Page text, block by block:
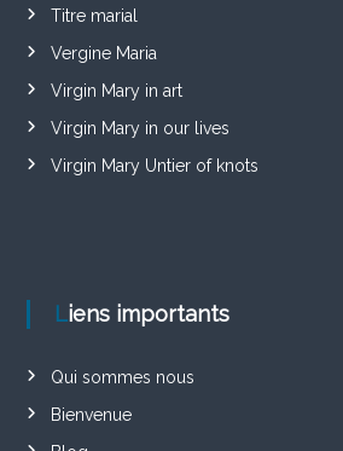
Titre marial
Vergine Maria
Virgin Mary in art
Virgin Mary in our lives
Virgin Mary Untier of knots
Liens importants
Qui sommes nous
Bienvenue